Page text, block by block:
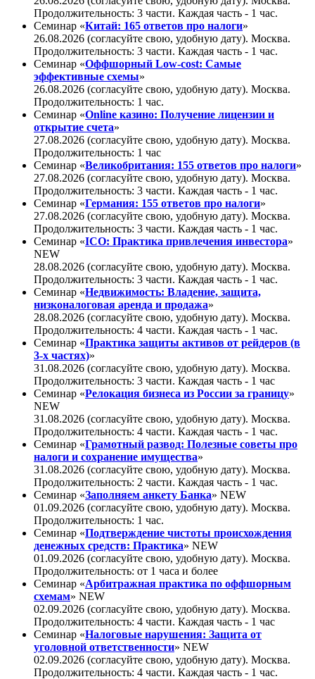
Продолжительность: 3 части. Каждая часть - 1 час.
Семинар «Китай: 165 ответов про налоги»
26.08.2026 (согласуйте свою, удобную дату). Москва.
Продолжительность: 3 части. Каждая часть - 1 час.
Семинар «Оффшорный Low-cost: Самые
эффективные схемы»
26.08.2026 (согласуйте свою, удобную дату). Москва.
Продолжительность: 1 час.
Семинар «Online казино: Получение лицензии и
открытие счета»
27.08.2026 (согласуйте свою, удобную дату). Москва.
Продолжительность: 1 час
Семинар «Великобритания: 155 ответов про налоги»
27.08.2026 (согласуйте свою, удобную дату). Москва.
Продолжительность: 3 части. Каждая часть - 1 час.
Семинар «Германия: 155 ответов про налоги»
27.08.2026 (согласуйте свою, удобную дату). Москва.
Продолжительность: 3 части. Каждая часть - 1 час.
Семинар «ICO: Практика привлечения инвестора»
NEW
28.08.2026 (согласуйте свою, удобную дату). Москва.
Продолжительность: 3 части. Каждая часть - 1 час.
Семинар «Недвижимость: Владение, защита,
низконалоговая аренда и продажа»
28.08.2026 (согласуйте свою, удобную дату). Москва.
Продолжительность: 4 части. Каждая часть - 1 час.
Семинар «Практика защиты активов от рейдеров (в
3-х частях)»
31.08.2026 (согласуйте свою, удобную дату). Москва.
Продолжительность: 3 части. Каждая часть - 1 час
Семинар «Релокация бизнеса из России за границу»
NEW
31.08.2026 (согласуйте свою, удобную дату). Москва.
Продолжительность: 4 части. Каждая часть - 1 час.
Семинар «Грамотный развод: Полезные советы про
налоги и сохранение имущества»
31.08.2026 (согласуйте свою, удобную дату). Москва.
Продолжительность: 2 части. Каждая часть - 1 час.
Семинар «Заполняем анкету Банка» NEW
01.09.2026 (согласуйте свою, удобную дату). Москва.
Продолжительность: 1 час.
Семинар «Подтверждение чистоты происхождения
денежных средств: Практика» NEW
01.09.2026 (согласуйте свою, удобную дату). Москва.
Продолжительность: от 1 часа и более
Семинар «Арбитражная практика по оффшорным
схемам» NEW
02.09.2026 (согласуйте свою, удобную дату). Москва.
Продолжительность: 4 части. Каждая часть - 1 час
Семинар «Налоговые нарушения: Защита от
уголовной ответственности» NEW
02.09.2026 (согласуйте свою, удобную дату). Москва.
Продолжительность: 4 части. Каждая часть - 1 час.